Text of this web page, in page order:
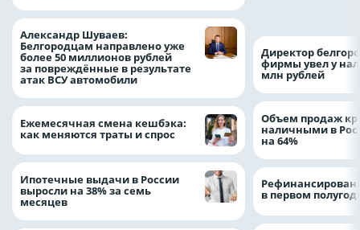
Александр Шуваев:
Белгородцам направлено уже
более 50 миллионов рублей
за повреждённые в результате
атак ВСУ автомобили
Ежемесячная смена кешбэка:
как меняются траты и спрос
Ипотечные выдачи в России
выросли на 38% за семь
месяцев
Директор
фирмы увел у
млн рублей
Объем продаж
наличными в
на 64%
в первом